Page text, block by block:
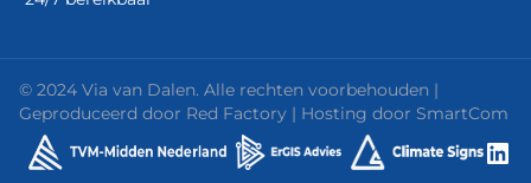
© 2024 Via van Dalen. Alle rechten voorbehouden |
Geproduceerd door Red Factory | Hosting door SmartCom